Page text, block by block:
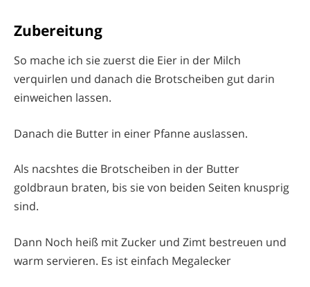
Zubereitung
So mache ich sie zuerst die Eier in der Milch
verquirlen und danach die Brotscheiben gut darin
einweichen lassen.
Danach die Butter in einer Pfanne auslassen.
Als nacshtes die Brotscheiben in der Butter
goldbraun braten, bis sie von beiden Seiten knusprig
sind.
Dann Noch heiß mit Zucker und Zimt bestreuen und
warm servieren. Es ist einfach Megalecker